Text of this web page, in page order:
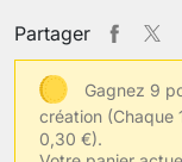
Partager
Gagnez 9
création (Chaque
0,30 €).